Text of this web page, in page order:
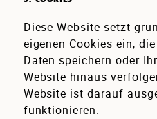
Diese Website setzt
eigenen Cookies ein,
Daten speichern oder
Website hinaus
Website ist darauf
funktionieren.